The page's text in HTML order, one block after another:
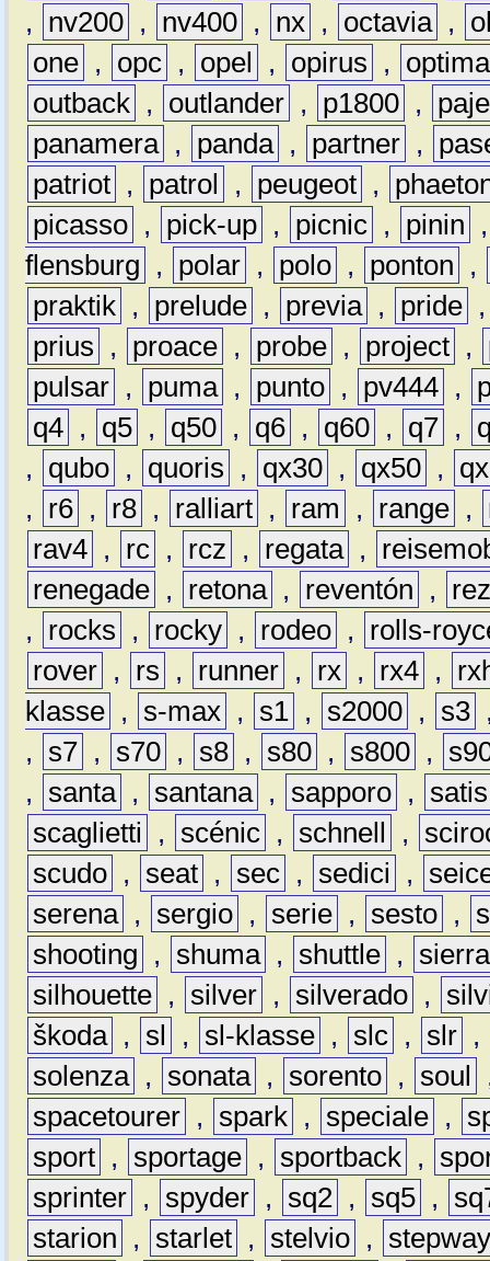
,
nv200 , nv400 , nx , octavia ,
one , opc , opel , opirus ,
optima
outback , outlander , p1800 ,
panamera , panda , partner ,
patriot , patrol , peugeot ,
picasso , pick-up , picnic , pinin
flensburg
, polar , polo , ponton
,
praktik , prelude , previa , pride
prius
, proace , probe , project ,
pulsar , puma , punto , pv444 ,
q4 , q5 , q50 , q6 , q60 , q7 ,
,
qubo , quoris , qx30 , qx50 ,
,
r6 , r8 , ralliart , ram , range ,
rav4 , rc , rcz , regata ,
renegade , retona , reventón ,
,
rocks , rocky , rodeo ,
rolls-
rover , rs , runner , rx , rx4 ,
klasse , s-max , s1 , s2000 , s3
,
s7 , s70 , s8 , s80 , s800 ,
,
santa , santana , sapporo ,
satis
scaglietti
, scénic , schnell ,
scudo , seat , sec , sedici ,
serena , sergio , serie , sesto ,
shooting
, shuma , shuttle ,
sierra
silhouette , silver , silverado ,
škoda , sl , sl-klasse , slc , slr ,
solenza , sonata , sorento , soul
spacetourer , spark , speciale ,
sport , sportage , sportback ,
sprinter , spyder , sq2 , sq5 ,
starion
, starlet , stelvio ,